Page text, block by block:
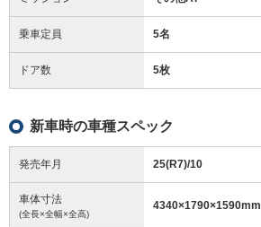
乗車定員 5名
ドア数 5枚
新車時の車種スペック
発売年月 25(R7)/10
車体寸法
(全長×全幅×全高)
4340×1790×1590mm